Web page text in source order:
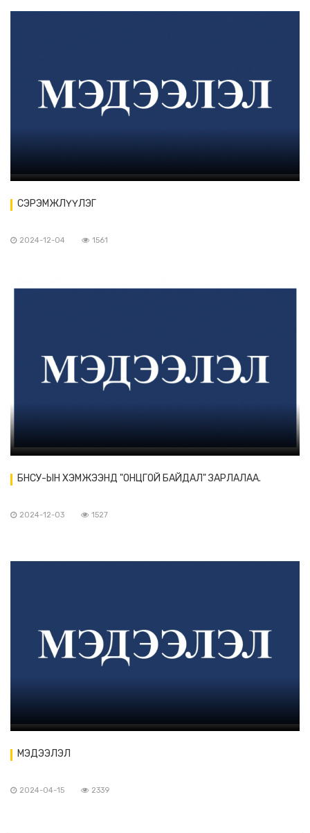
СЭРЭМЖЛҮҮЛЭГ
2024-12-04 1561
БНСУ-ЫН ХЭМЖЭЭНД "ОНЦГОЙ БАЙДАЛ" ЗАРЛАЛАА.
2024-12-03 1527
МЭДЭЭЛЭЛ
2024-04-15 2339